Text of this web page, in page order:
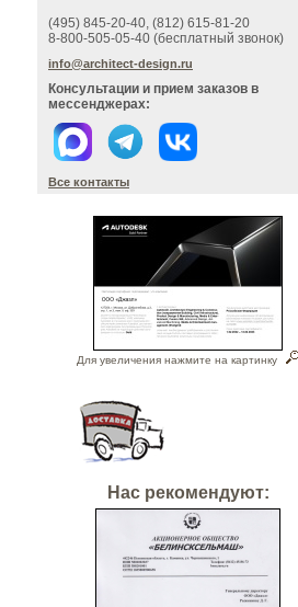
(495) 845-20-40, (812) 615-81-20
8-800-505-05-40 (бесплатный звонок)
info@architect-design.ru
Консультации и прием заказов в
мессенджерах:
Все контакты
Для увеличения нажмите на картинку
Нас рекомендуют: